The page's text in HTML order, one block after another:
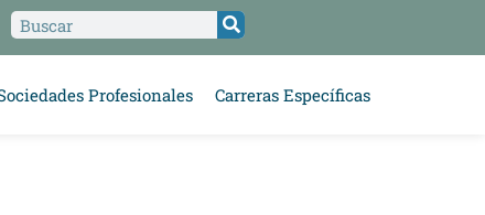
Profesionales Carreras Específicas